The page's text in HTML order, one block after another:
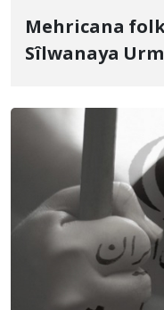
Mehricana
Sîlwanaya